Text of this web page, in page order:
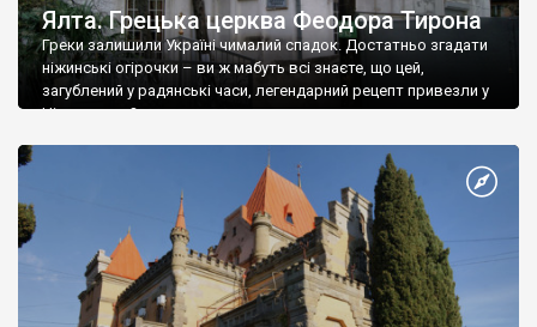
Ялта. Грецька церква Феодора Тирона
Греки залишили Україні чималий спадок. Достатньо згадати
ніжинські огірочки – ви ж мабуть всі знаєте, що цей,
загублений у радянські часи, легендарний рецепт привезли у
Ніжин греки?